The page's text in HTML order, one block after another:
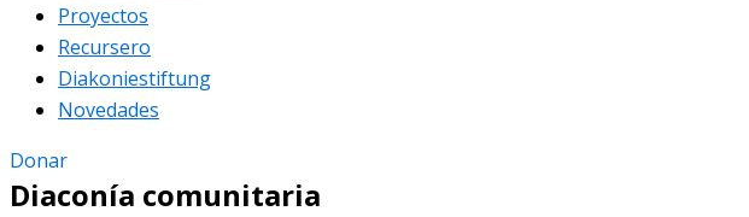
Proyectos
Recursero
Diakoniestiftung
Novedades
Donar
Diaconía comunitaria